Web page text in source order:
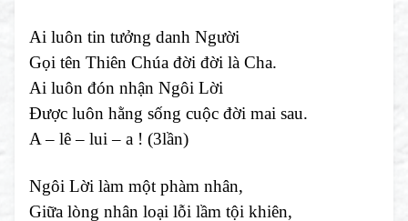
Ai luôn tin tưởng danh Người
Gọi tên Thiên Chúa đời đời là Cha.
Ai luôn đón nhận Ngôi Lời
Được luôn hằng sống cuộc đời mai sau.
A – lê – lui – a ! (3lần)
Ngôi Lời làm một phàm nhân,
Giữa lòng nhân loại lỗi lầm tội khiên,